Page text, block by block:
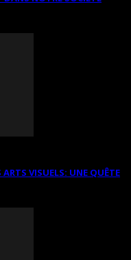
VISUELS: UNE QUÊTE